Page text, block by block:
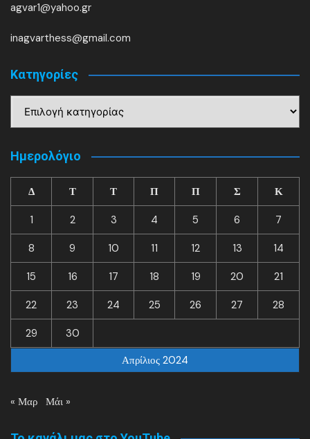
agvar1@yahoo.gr
inagvarthess@gmail.com
Kατηγορίες
Ημερολόγιο
Απρίλιος 2024
Δ Τ Τ Π Π Σ Κ
1 2 3 4 5 6 7
8 9 10 11 12 13 14
15 16 17 18 19 20 21
22 23 24 25 26 27 28
29 30
« Μαρ Μάι »